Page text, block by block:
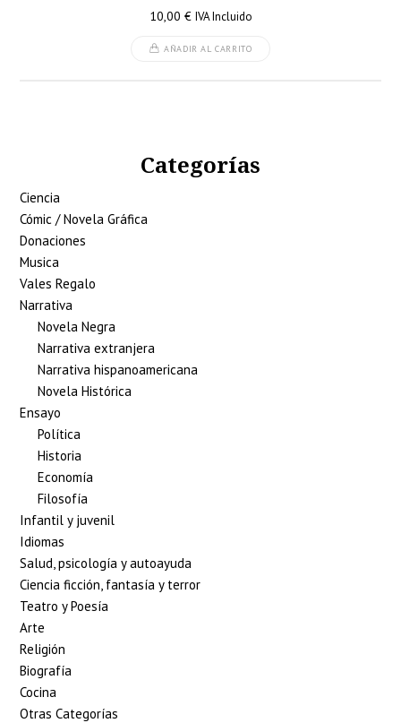
10,00 € IVA Incluido
AÑADIR AL CARRITO
Categorías
Ciencia
Cómic / Novela Gráfica
Donaciones
Musica
Vales Regalo
Narrativa
Novela Negra
Narrativa extranjera
Narrativa hispanoamericana
Novela Histórica
Ensayo
Política
Historia
Economía
Filosofía
Infantil y juvenil
Idiomas
Salud, psicología y autoayuda
Ciencia ficción, fantasía y terror
Teatro y Poesía
Arte
Religión
Biografía
Cocina
Otras Categorías